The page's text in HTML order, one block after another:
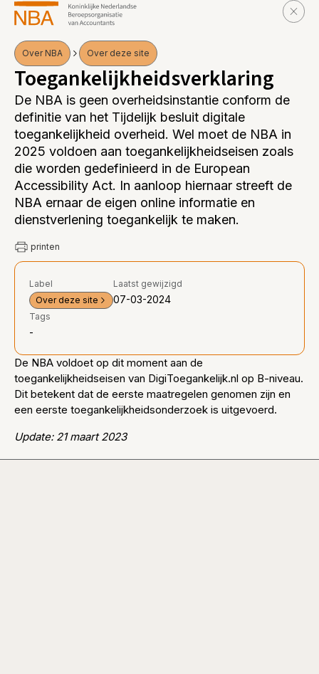
Over NBA Over deze site
Toegankelijkheidsverklaring
De NBA is geen overheidsinstantie conform de
definitie van het Tijdelijk besluit digitale
toegankelijkheid overheid. Wel moet de NBA in
2025 voldoen aan toegankelijkheidseisen zoals
die worden gedefinieerd in de European
Accessibility Act. In aanloop hiernaar streeft de
NBA ernaar de eigen online informatie en
dienstverlening toegankelijk te maken.
printen
Label
Over deze site
Laatst gewijzigd
07-03-2024
Tags
-
De NBA voldoet op dit moment aan de
toegankelijkheidseisen van DigiToegankelijk.nl op B-niveau.
Dit betekent dat de eerste maatregelen genomen zijn en
een eerste toegankelijkheidsonderzoek is uitgevoerd.
Update: 21 maart 2023